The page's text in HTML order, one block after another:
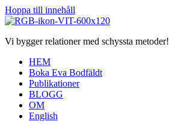
Hoppa till innehåll
Vi bygger relationer med schyssta metoder!
HEM
Boka Eva Bodfäldt
Publikationer
BLOGG
OM
English